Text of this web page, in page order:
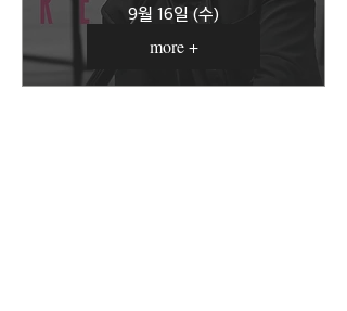
9월 16일 (수)
more +